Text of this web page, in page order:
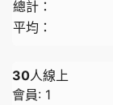
總計：
平均：
30人線上
會員: 1